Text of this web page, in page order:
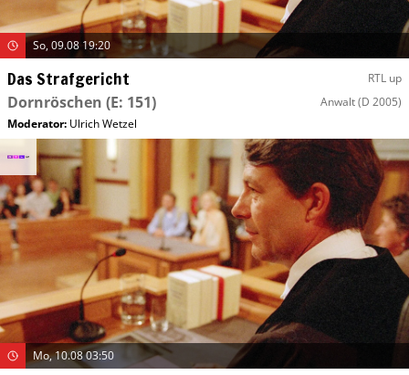
So, 09.08 19:20
Das Strafgericht RTL up
Dornröschen (E: 151) Anwalt(D 2005)
Moderator: Ulrich Wetzel
Mo, 10.08 03:50